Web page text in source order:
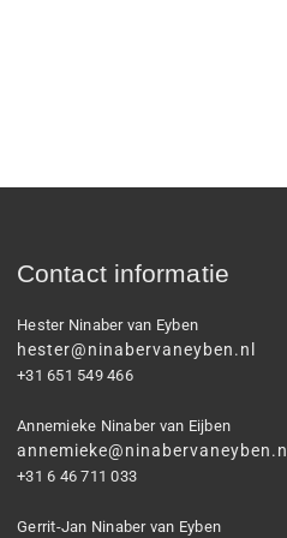
Contact informatie
Hester Ninaber van Eyben
hester@ninabervaneyben.nl
+31 651 549 466
Annemieke Ninaber van Eijben
annemieke@ninabervaneyben.nl
+31 6 46 711 033
Gerrit-Jan Ninaber van Eyben